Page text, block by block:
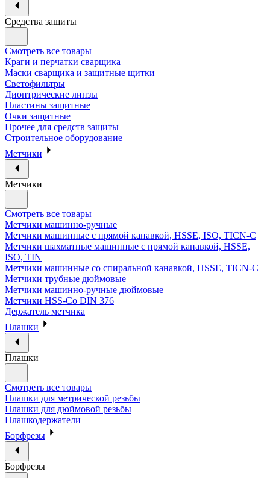
Средства защиты
Смотреть все товары
Краги и перчатки сварщика
Маски сварщика и защитные щитки
Светофильтры
Диоптрические линзы
Пластины защитные
Очки защитные
Прочее для средств защиты
Строительное оборудование
Метчики
Метчики
Смотреть все товары
Метчики машинно-ручные
Метчики машинные с прямой канавкой, HSSE, ISO, TICN-C
Метчики шахматные машинные с прямой канавкой, HSSE,
ISO, TIN
Метчики машинные со спиральной канавкой, HSSE, TICN-C
Метчики трубные дюймовые
Метчики машинно-ручные дюймовые
Метчики HSS-Co DIN 376
Держатель метчика
Плашки
Плашки
Смотреть все товары
Плашки для метрической резьбы
Плашки для дюймовой резьбы
Плашкодержатели
Борфрезы
Борфрезы